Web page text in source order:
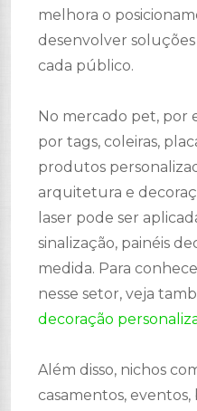
melhora o
desenvolver
cada público.
No mercado pet, por
por tags, coleiras,
produtos
arquitetura e
laser pode ser
sinalização, painéis
medida. Para
nesse setor, veja
decoração
Além disso, nichos
casamentos,